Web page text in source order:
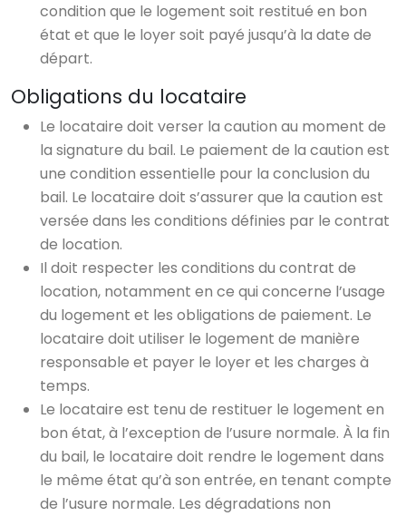
condition que le logement soit restitué en bon
état et que le loyer soit payé jusqu’à la date de
départ.
Obligations du locataire
Le locataire doit verser la caution au moment de
la signature du bail. Le paiement de la caution est
une condition essentielle pour la conclusion du
bail. Le locataire doit s’assurer que la caution est
versée dans les conditions définies par le contrat
de location.
Il doit respecter les conditions du contrat de
location, notamment en ce qui concerne l’usage
du logement et les obligations de paiement. Le
locataire doit utiliser le logement de manière
responsable et payer le loyer et les charges à
temps.
Le locataire est tenu de restituer le logement en
bon état, à l’exception de l’usure normale. À la fin
du bail, le locataire doit rendre le logement dans
le même état qu’à son entrée, en tenant compte
de l’usure normale. Les dégradations non